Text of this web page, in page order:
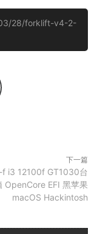
28/forklift-v4-2-
下一篇
i3 12100f GT1030台
OpenCore EFI 黑苹果
macOS Hackintosh